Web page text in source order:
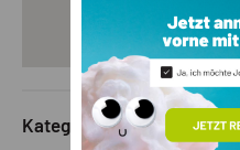
Kategorie